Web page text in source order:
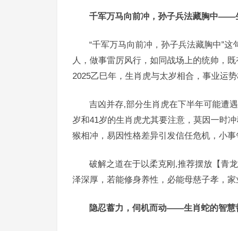
千军万马向前冲，孙子兵法藏胸中——
“千军万马向前冲，孙子兵法藏胸中”
人，做事雷厉风行，如同战场上的统帅，
2025乙巳年，生肖虎与太岁相合，事业运
吉凶并存,部分生肖虎在下半年可能遭
岁和41岁的生肖虎尤其要注意，莫因一时
猴相冲，易因性格差异引发信任危机，小事
破解之道在于以柔克刚,推荐摆放【青
泽深厚，若能修身养性，必能母慈子孝，家
隐忍蓄力，伺机而动——生肖蛇的智慧